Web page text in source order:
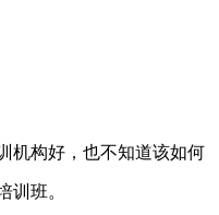
构好，也不知道该如何
班。